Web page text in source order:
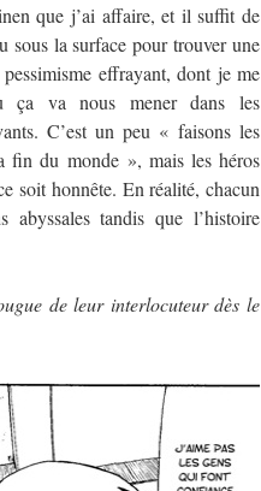
que j’ai affaire, et il suffit de
sous la surface pour trouver une
effrayant, dont je me
ça va nous mener dans les
C’est un peu « faisons les
fin du monde », mais les héros
soit honnête. En réalité, chacun
tandis que l’histoire
de leur interlocuteur dès le